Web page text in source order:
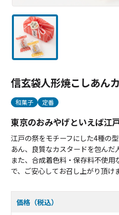
信玄袋人形焼こしあん
和菓子 定番
東京のおみやげといえば江
江戸の祭をモチーフにした4種の
あん、良質なカスタードを包んだ
また、合成着色料・保存料不使用
で、ご安心してお召し上がり頂けま
価格（税込）